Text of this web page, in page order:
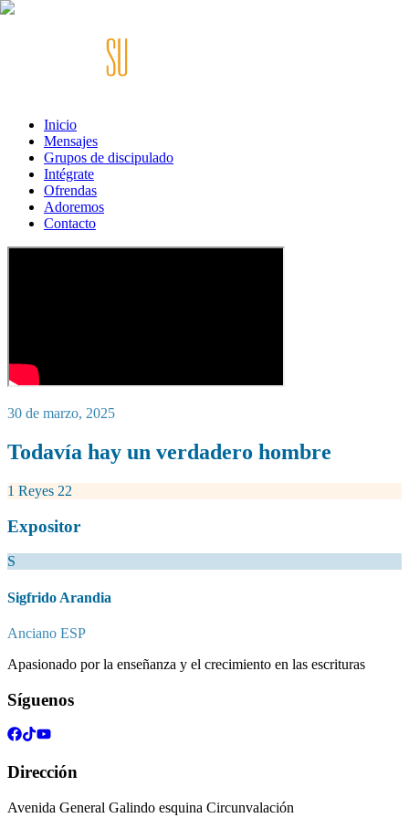
Inicio
Mensajes
Grupos de discipulado
Intégrate
Ofrendas
Adoremos
Contacto
30 de marzo, 2025
Todavía hay un verdadero hombre
1 Reyes 22
Expositor
S
Sigfrido Arandia
Anciano ESP
Apasionado por la enseñanza y el crecimiento en las escrituras
Síguenos
Dirección
Avenida General Galindo esquina Circunvalación